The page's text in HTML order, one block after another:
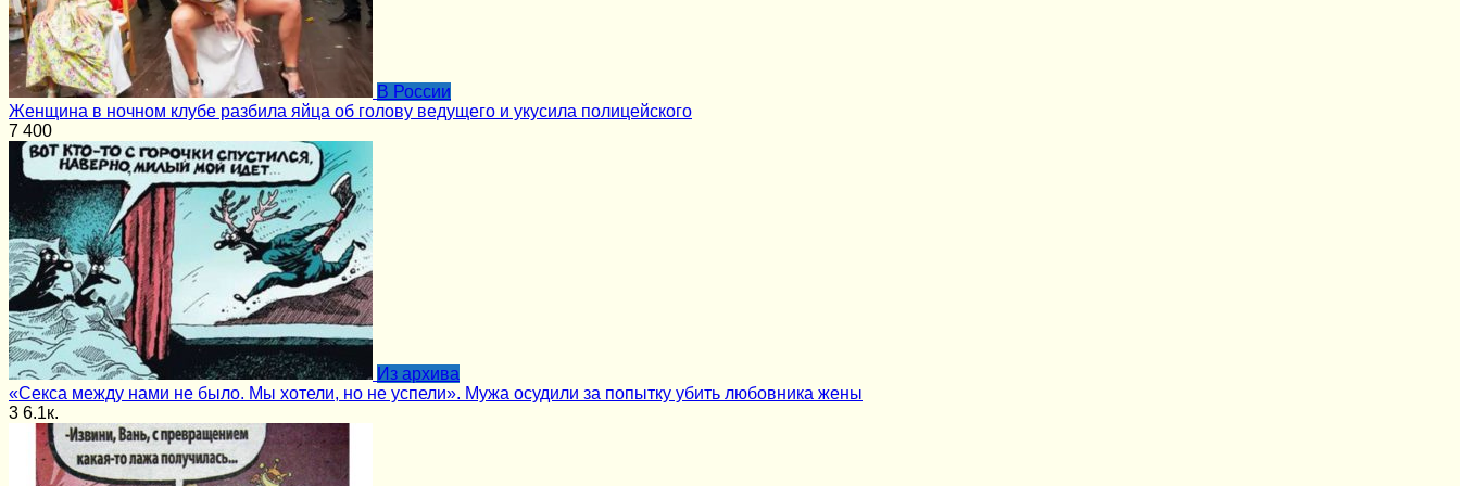
В России
Женщина в ночном клубе разбила яйца об голову ведущего и укусила полицейского
7 400
Из архива
«Секса между нами не было. Мы хотели, но не успели». Мужа осудили за попытку убить любовника жены
3 6.1к.